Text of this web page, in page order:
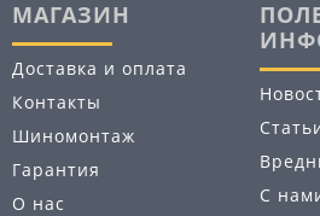
МАГАЗИН
Доставка и оплата
Контакты
Шиномонтаж
Гарантия
О нас
С